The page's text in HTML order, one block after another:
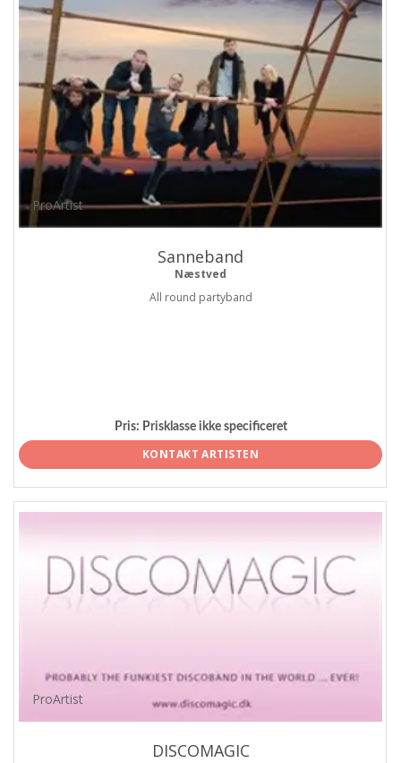
ProArtist
Sanneband
Næstved
All round partyband
Pris: Prisklasse ikke specificeret
KONTAKT ARTISTEN
ProArtist
DISCOMAGIC